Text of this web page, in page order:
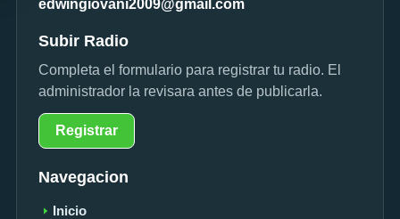
edwingiovani2009@gmail.com
Subir Radio
Completa el formulario para registrar tu radio. El
administrador la revisara antes de publicarla.
Registrar
Navegacion
Inicio